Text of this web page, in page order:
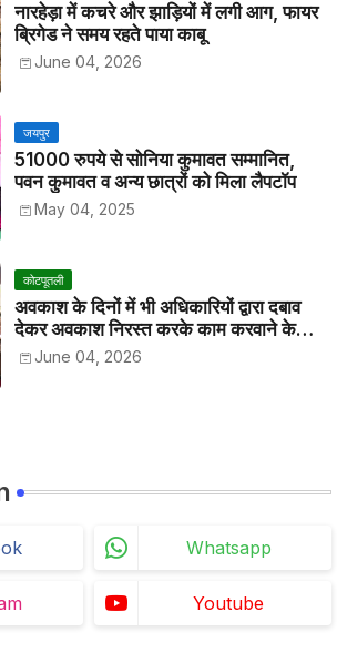
नारहेड़ा में कचरे और झाड़ियों में लगी आग, फायर
ब्रिगेड ने समय रहते पाया काबू
June 04, 2026
जयपुर
51000 रुपये से सोनिया कुमावत सम्मानित,
पवन कुमावत व अन्य छात्रों को मिला लैपटॉप
May 04, 2025
कोटपूतली
अवकाश के दिनों में भी अधिकारियों द्वारा दबाव
देकर अवकाश निरस्त करके काम करवाने के
विरोध में कर्मचारियों ने जिला कलेक्टर को सीएस
June 04, 2026
Whatsapp
Youtube